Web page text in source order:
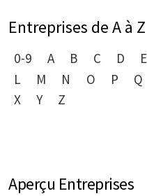
Entreprises de A à Z
0-9 A B C D E
L
M N O P Q
X
Y Z
Aperçu Entreprises